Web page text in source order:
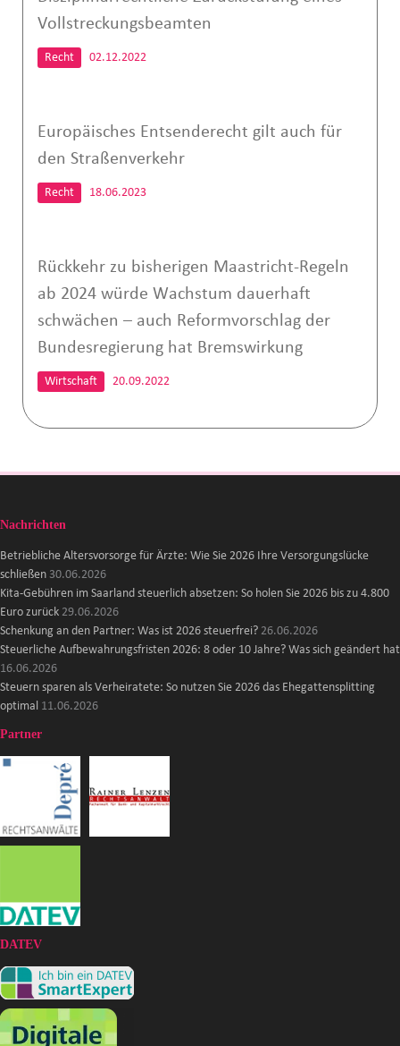
Vollstreckungsbeamten
Recht 02.12.2022
Europäisches Entsenderecht gilt auch für
den Straßenverkehr
Recht 18.06.2023
Rückkehr zu bisherigen Maastricht-Regeln
ab 2024 würde Wachstum dauerhaft
schwächen – auch Reformvorschlag der
Bundesregierung hat Bremswirkung
Wirtschaft 20.09.2022
Nachrichten
Betriebliche Altersvorsorge für Ärzte: Wie Sie 2026 Ihre Versorgungslücke
schließen 30.06.2026
Kita-Gebühren im Saarland steuerlich absetzen: So holen Sie 2026 bis zu 4.800
Euro zurück 29.06.2026
Schenkung an den Partner: Was ist 2026 steuerfrei? 26.06.2026
Steuerliche Aufbewahrungsfristen 2026: 8 oder 10 Jahre? Was sich geändert hat
16.06.2026
Steuern sparen als Verheiratete: So nutzen Sie 2026 das Ehegattensplitting
optimal 11.06.2026
Partner
DATEV